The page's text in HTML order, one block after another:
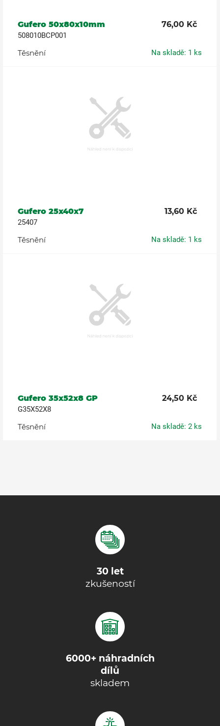
Gufero 50x80x10mm 76,00 Kč
508010BCP001
Těsnění Na skladě: 1 ks
Gufero 25x40x7 13,60 Kč
25407
Těsnění Na skladě: 1 ks
Gufero 35x52x8 GP 24,50 Kč
G35X52X8
Těsnění Na skladě: 2 ks
30 let
zkušeností
6000+ náhradních
dílů
skladem